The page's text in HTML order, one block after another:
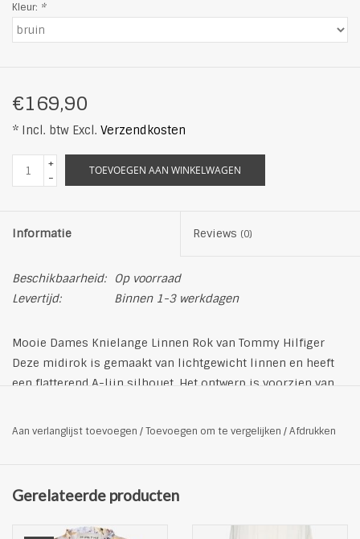
Kleur: *
€169,90
* Incl. btw Excl. Verzendkosten
+
-
TOEVOEGEN AAN WINKELWAGEN
Informatie Reviews (0)
Beschikbaarheid:
Op voorraad
Levertijd:
Binnen 1-3 werkdagen
Mooie Dames Knielange Linnen Rok van Tommy Hilfiger
Deze midirok is gemaakt van lichtgewicht linnen en heeft
een flatterend A-lijn silhouet. Het ontwerp is voorzien van
zijzakken, waardoor het een veelzijdige toevoeging is aan
Kleur: bruin/olijfgroen
Aan verlanglijst toevoegen /Toevoegen om te vergelijken /Afdrukken
Gerelateerde producten